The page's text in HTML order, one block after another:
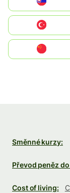
United States
中國香港特別行政區
Směnné kurzy:
Převod peněz
Cost of living: